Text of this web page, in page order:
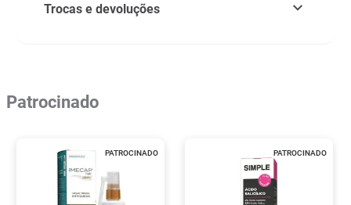
Trocas e devoluções
Patrocinado
PATROCINADO PATROCINADO